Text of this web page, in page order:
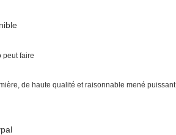
peut faire
de haute qualité et raisonnable mené puissant